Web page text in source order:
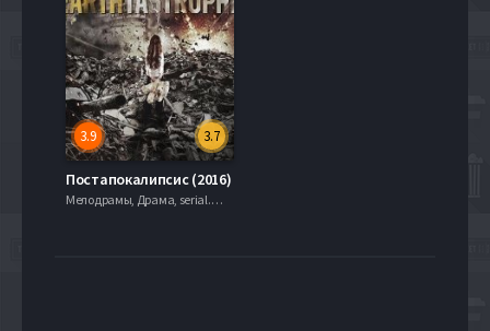
3.7
3.9
Постапокалипсис (2016)
Мелодрамы, Драма, serial.mob